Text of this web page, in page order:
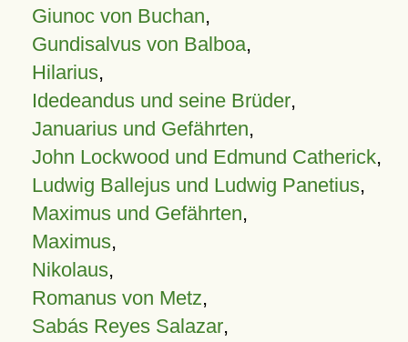
Giunoc von Buchan,
Gundisalvus von Balboa,
Hilarius,
Idedeandus und seine Brüder,
Januarius und Gefährten,
John Lockwood und Edmund Catherick,
Ludwig Ballejus und Ludwig Panetius,
Maximus und Gefährten,
Maximus,
Nikolaus,
Romanus von Metz,
Sabás Reyes Salazar,